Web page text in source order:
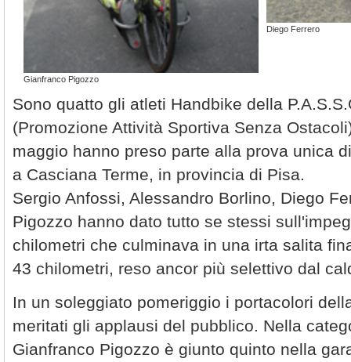
Gianfranco Pigozzo
Diego Ferrero
Sono quatto gli atleti Handbike della
(Promozione Attività Sportiva Senza
maggio hanno preso parte alla prova unica
a Casciana Terme, in provincia di Pisa.
Sergio Anfossi, Alessandro Borlino, Diego
Pigozzo hanno dato tutto se stessi
chilometri che culminava in una irta salita
43 chilometri, reso ancor più selettivo dal
In un soleggiato pomeriggio i portacolori
meritati gli applausi del pubblico. Nella
Gianfranco Pigozzo è giunto quinto nella